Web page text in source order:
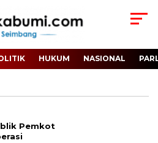
HUKUM NASIONAL
Pemkot